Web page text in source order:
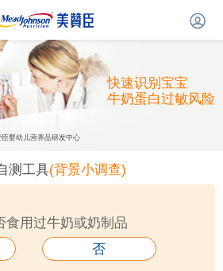
快速识别宝宝
牛奶蛋白过敏风险
婴幼儿营养品研发中心
测工具(背景小调查)
食用过牛奶或奶制品
否